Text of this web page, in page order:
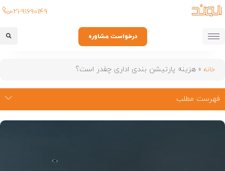
۰۲۱-۹۱۶۹۰۱۴۹
درخواست مشاوره
خانه » هزینه پارتیشن بندی اداری چقدر است؟
فهرست مطلب